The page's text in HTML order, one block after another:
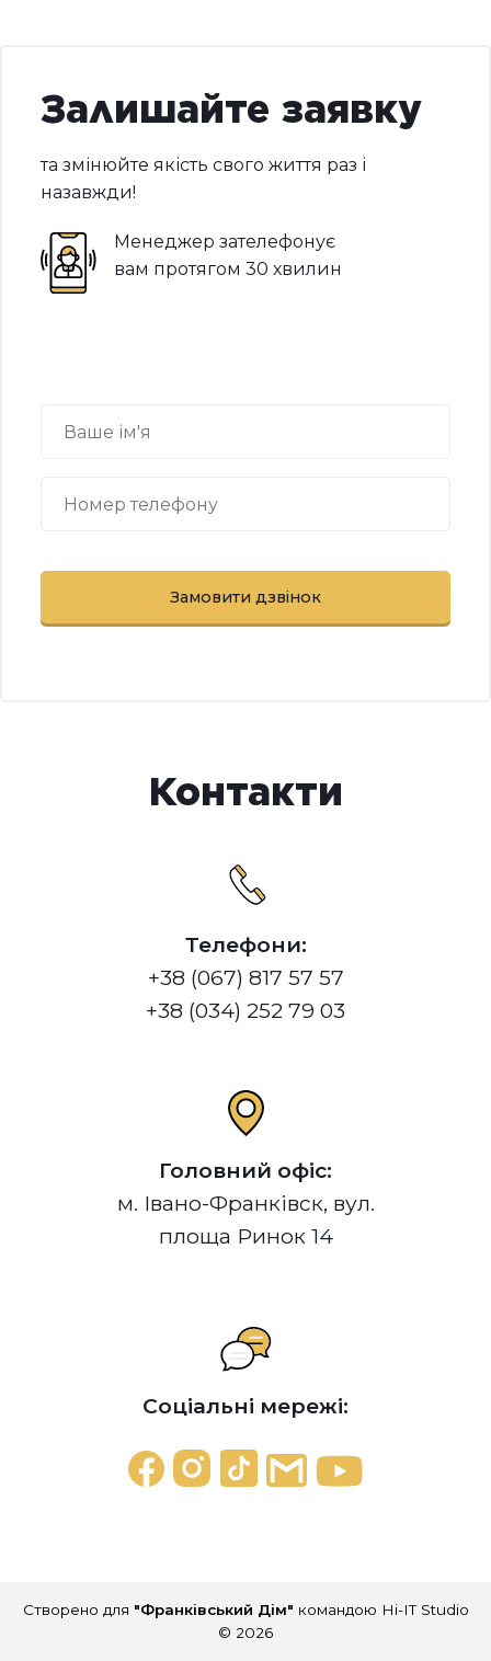
Залишайте заявку
та змінюйте якість свого життя раз і
назавжди!
Менеджер зателефонує
вам протягом 30 хвилин
Контакти
Телефони:
+38 (067) 817 57 57
+38 (034) 252 79 03
Головний офіс:
м. Івано-Франківск, вул.
площа Ринок 14
Соціальні мережі:
Створено для "Франківський Дім" командою Hi-IT Studio
© 2026